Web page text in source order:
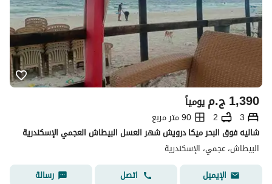
ج.م1,390 يومياً
3
2
90 متر مربع
شاليه فوق البحر ميكا درويش شهر العسل البيطاش العجمي الإسكندرية
البيطاش، عجمي، الإسكندرية
الإيميل
اتصل رسالة